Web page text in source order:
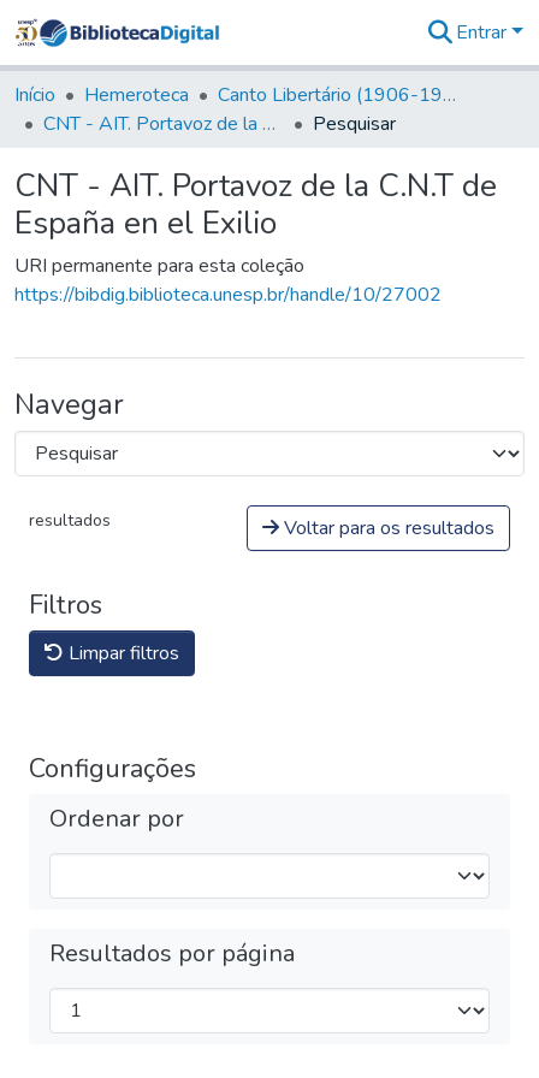
&
Coleções
Tudo na
Digital
Estatísticas
Entrar
Início Hemeroteca
Canto Libertário (1906-1995)
CNT - AIT. Portavoz de la C.N.T de España en el Exilio
Pesquisar
CNT - AIT. Portavoz de la C.N.T de
España en el Exilio
URI permanente para esta coleção
https://bibdig.biblioteca.unesp.br/handle/10/27002
Navegar
resultados Voltar para os resultados
Filtros
Limpar filtros
Configurações
Ordenar por
Resultados por página